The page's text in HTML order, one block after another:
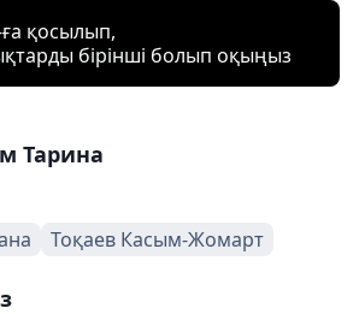
қосылып,
бірінші болып оқыңыз
Тарина
Тоқаев Касым-Жомарт